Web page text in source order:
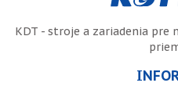
KDT - stroje a zariadenia pre